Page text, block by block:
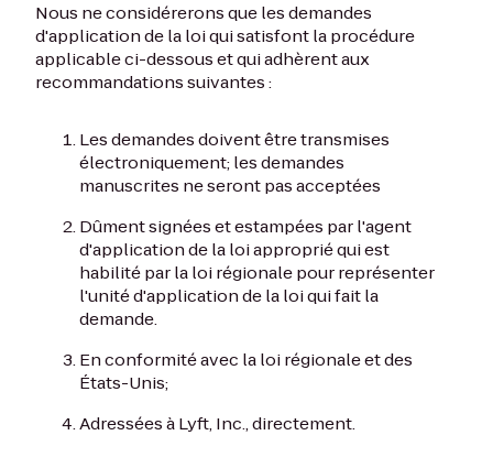
Nous ne considérerons que les demandes
d'application de la loi qui satisfont la procédure
applicable ci-dessous et qui adhèrent aux
recommandations suivantes :
Les demandes doivent être transmises
électroniquement; les demandes
manuscrites ne seront pas acceptées
Dûment signées et estampées par l'agent
d'application de la loi approprié qui est
habilité par la loi régionale pour représenter
l'unité d'application de la loi qui fait la
demande.
En conformité avec la loi régionale et des
États-Unis;
Adressées à Lyft, Inc., directement.